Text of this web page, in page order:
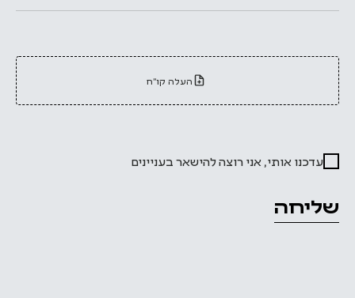
העלה קו״ח
עדכנו אותי, אני רוצה להישאר בעניינים
שליחה